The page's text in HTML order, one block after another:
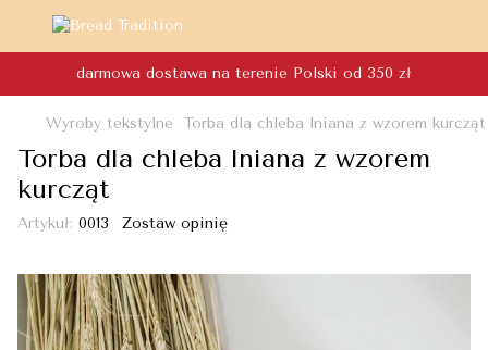
darmowa dostawa na terenie Polski od 350 zł
Wyroby tekstylne Torba dla chleba lniana z wzorem kurcząt
Torba dla chleba lniana z wzorem
kurcząt
Artykuł: 0013 Zostaw opinię